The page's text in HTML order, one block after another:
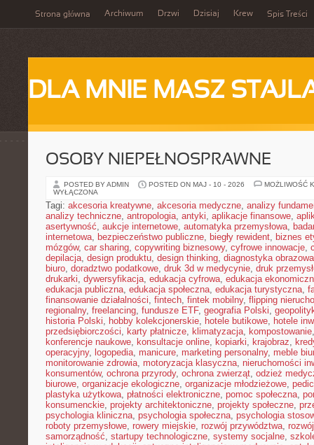
Strona główna Archiwum Drzwi Dzisiaj Krew Spis Treści
DLA MNIE MASZ
OSOBY NIEPEŁNOSPRAWNE
POSTED BY ADMIN POSTED ON MAJ - 10 - 2026
MOŻLIWOŚĆ
WYŁĄCZONA
Tagi: akcesoria kreatywne, akcesoria medyczne, analizy
analizy techniczne, antropologia, antyki, aplikacje finansowe,
asertywność, aukcje internetowe, automatyka przemysłowa,
internetowa, bezpieczeństwo publiczne, biegły rewident, biznes
mózgów, car sharing, copywriting biznesowy, cyfrowe innowacje,
depilacja, design produktu, design thinking, diagnostyka obrazowa
biuro, doradztwo podatkowe, druk 3d w medycynie, druk
drukarki, dywersyfikacja, edukacja cyfrowa, edukacja
edukacja publiczna, edukacja społeczna, edukacja turystyczna,
finansowanie działalności, fintech, fintek mobilny, flipping
regionalny, freelancing, fundusze ETF, geografia Polski,
historia Polski, hobby kolekcjonerskie, hotele butikowe, hotele
przedsiębiorczości, karty płatnicze, klimatyzacja, kompostowanie
konferencje naukowe, konsultacje online, kopiarki, krajobraz,
operacyjny, logopedia, manicure, marketing personalny, meble
monitorowanie zdrowia, motoryzacja klasyczna, nieruchomości
konsumentów, ochrona przyrody, ochrona zwierząt, odzież
biurowe, organizacje ekologiczne, organizacje młodzieżowe,
plastyka użytkowa, płatności elektroniczne, pomoc społeczna,
konsumenckie, projekty architektoniczne, projekty społeczne,
psychologia kliniczna, psychologia społeczna, psychologia
roboty przemysłowe, rowery miejskie, rozwój przywództwa,
samorządność, startupy technologiczne, systemy socjalne,